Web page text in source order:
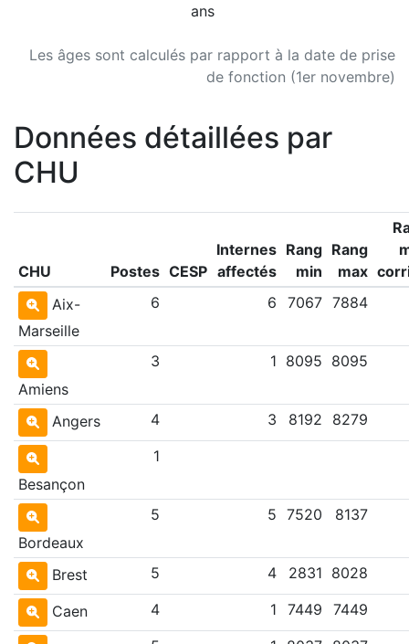
Les âges sont calculés par rapport à la date de prise
de fonction (1er novembre)
ans
Données détaillées par
CHU
CHU Postes CESP
Internes
affectés
Rang
min
Rang
max
Aix-
Marseille
6 6 7067 7884
Amiens
3 1 8095 8095
Angers 4 3 8192 8279
Besançon
1
Bordeaux
5 5 7520 8137
Brest 5 4 2831 8028
Caen 4 1 7449 7449